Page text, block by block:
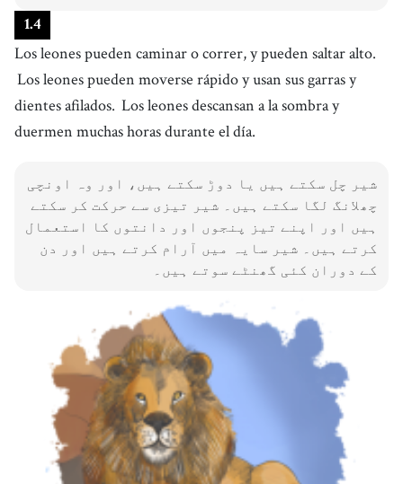
1.4
Los leones pueden caminar o correr, y pueden saltar alto.
Los leones pueden moverse rápido y usan sus garras y
dientes afilados. Los leones descansan a la sombra y
duermen muchas horas durante el día.
شیر چل سکتے ہیں یا دوڑ سکتے ہیں، اور وہ اونچی
چھلانگ لگا سکتے ہیں۔ شیر تیزی سے حرکت کر سکتے
ہیں اور اپنے تیز پنجوں اور دانتوں کا استعمال
کرتے ہیں۔ شیر سایہ میں آرام کرتے ہیں اور دن
کے دوران کئی گھنٹے سوتے ہیں۔